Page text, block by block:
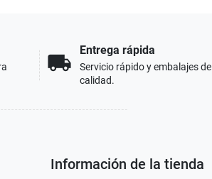
local_shipping
Entrega rápida
Servicio rápido y embalajes de
calidad.
Información de la tienda